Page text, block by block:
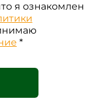
я ознакомлен
*